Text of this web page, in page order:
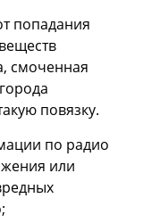
попадания
смоченная
повязку.
по радио
или